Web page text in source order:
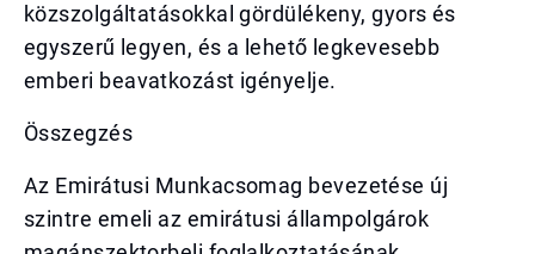
közszolgáltatásokkal gördülékeny, gyors és
egyszerű legyen, és a lehető legkevesebb
emberi beavatkozást igényelje.
Összegzés
Az Emirátusi Munkacsomag bevezetése új
szintre emeli az emirátusi állampolgárok